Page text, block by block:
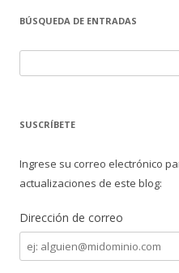
b
o
o
k
er p
ar
ti
BÚSQUEDA DE ENTRADAS
u
SUSCRÍBETE
Ingrese su correo electrónico
actualizaciones de este blog:
Dirección de correo
Dirección
de
correo